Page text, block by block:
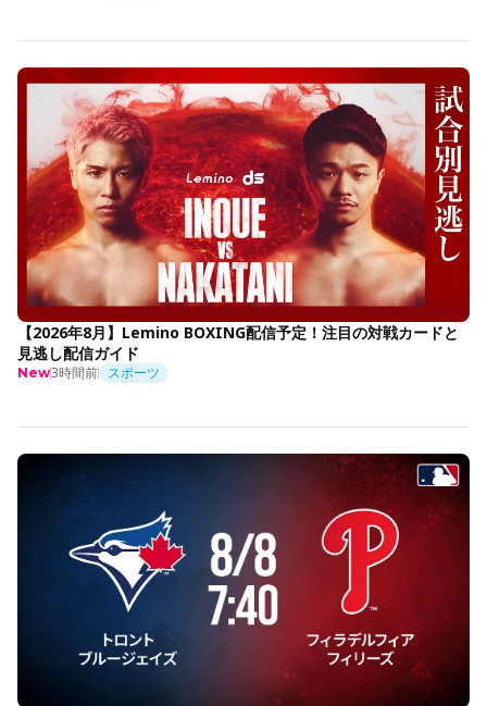
【2026年8月】Lemino BOXING配信予定！注目の対戦カードと
見逃し配信ガイド
New3時間前 スポーツ